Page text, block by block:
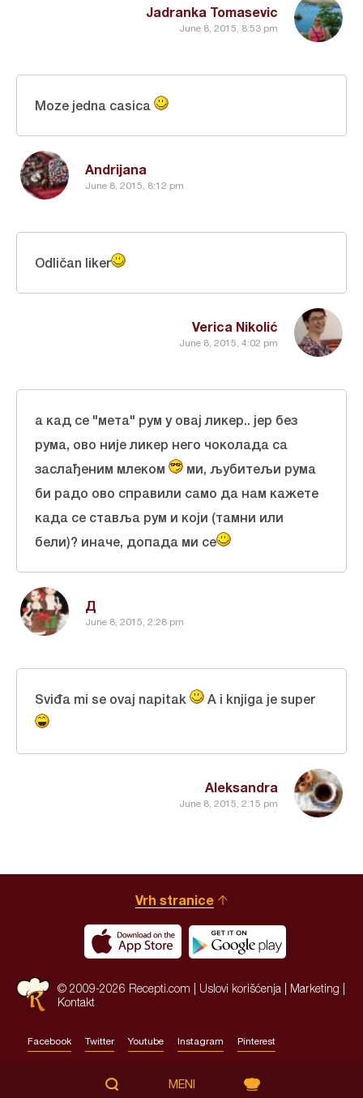
Jadranka Tomasevic
June 8, 2015, 8:53 pm
Andrijana
June 8, 2015, 8:12 pm
Moze jedna casica
Verica Nikolić
June 8, 2015, 4:02 pm
Odličan liker
Д
June 8, 2015, 2:28 pm
a кад се "мета" рум у овај ликер.. јер без
рума, ово није ликер него чоколада са
заслађеним млеком
ми, љубитељи рума
би радо ово справили само да нам кажете
када се ставља рум и који (тамни или
бели)? иначе, допада ми се
Aleksandra
June 8, 2015, 2:15 pm
Sviđa mi se ovaj napitak A i knjiga je super
Vrh stranice
© 2009-2026 Recepti.com | Uslovi korišćenja Marketing
Kontakt
Facebook Twitter Youtube Instagram Pinterest